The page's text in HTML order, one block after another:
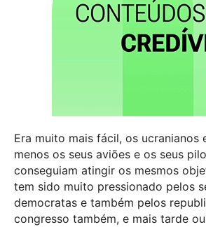
Era muito mais fácil, os ucranianos
menos os seus aviões e os seus
conseguiam atingir os mesmos
tem sido muito pressionado pelos
democratas e também pelos
congresso também, e mais tarde